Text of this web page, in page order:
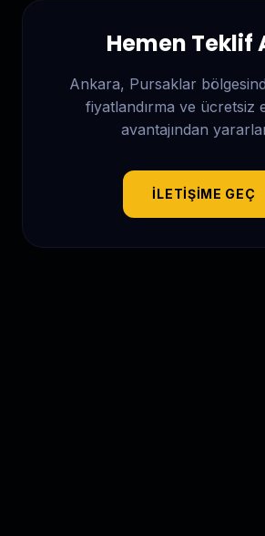
Hemen Teklif
Ankara, Pursaklar
fiyatlandırma ve ücretsiz
avantajından
İLETIŞIME GEÇ